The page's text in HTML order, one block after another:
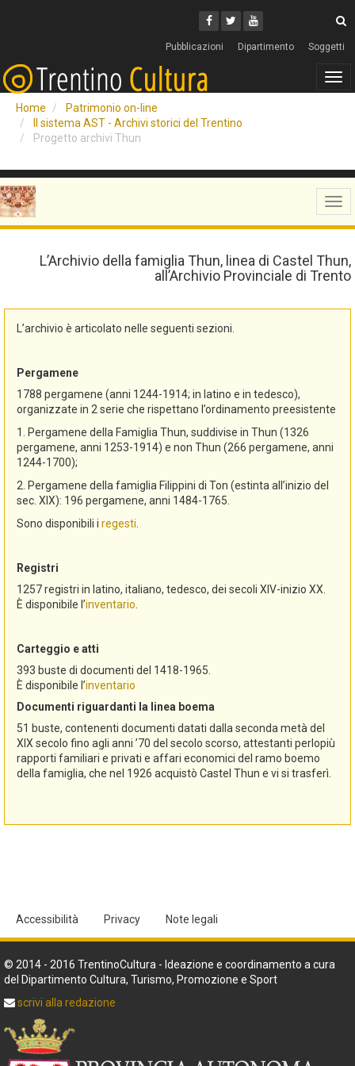
Facebook
Twitter
Youtube
Pubblicazioni Dipartimento Soggetti
Home
Patrimonio on-line
Il sistema AST - Archivi storici del Trentino
Progetto archivi Thun
L’Archivio della famiglia Thun, linea di Castel Thun,
all’Archivio Provinciale di Trento
L’archivio è articolato nelle seguenti sezioni.
Pergamene
1788 pergamene (anni 1244-1914; in latino e in tedesco),
organizzate in 2 serie che rispettano l’ordinamento preesistente
1. Pergamene della Famiglia Thun, suddivise in Thun (1326
pergamene, anni 1253-1914) e non Thun (266 pergamene, anni
1244-1700);
2. Pergamene della famiglia Filippini di Ton (estinta all’inizio del
sec. XIX): 196 pergamene, anni 1484-1765.
Sono disponibili i regesti
Registri
1257 registri in latino, italiano, tedesco, dei secoli XIV-inizio XX.
È disponibile l’inventario
Carteggio e atti
393 buste di documenti del 1418-1965.
È disponibile l’inventario
Documenti riguardanti la linea boema
51 buste, contenenti documenti datati dalla seconda metà del
XIX secolo fino agli anni ’70 del secolo scorso, attestanti perlopiù
rapporti familiari e privati e affari economici del ramo boemo
della famiglia, che nel 1926 acquistò Castel Thun e vi si trasferì.
Accessibilità Privacy Note legali
© 2014 - 2016 TrentinoCultura - Ideazione e coordinamento a cura
del Dipartimento Cultura, Turismo, Promozione e Sport
scrivi alla redazione